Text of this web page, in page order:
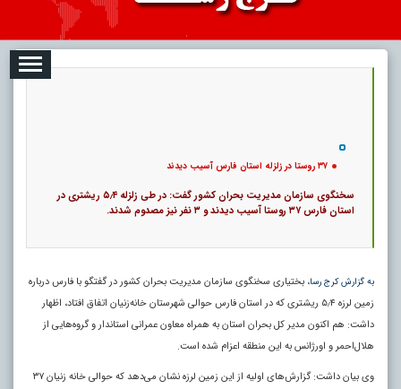
۳۷ روستا در زلزله استان فارس آسیب دیدند
سخنگوی سازمان مدیریت بحران کشور گفت: در طی زلزله ۵٫۴ ریشتری در
استان فارس ۳۷ روستا آسیب دیدند و ۳ نفر نیز مصدوم شدند.
به گزارش کرج رسا، بختیاری سخنگوی سازمان مدیریت بحران کشور در گفتگو با فارس درباره
زمین لرزه ۵٫۴ ریشتری که در استان فارس حوالی شهرستان خانه‌زنیان اتفاق افتاد، اظهار
داشت: هم اکنون مدیر کل بحران استان به همراه معاون عمرانی استاندار و گروه‌هایی از
هلال‌احمر و اورژانس به این منطقه اعزام شده است.
وی بیان داشت: گزارش‌های اولیه از این زمین لرزه نشان می‌دهد که حوالی خانه‌ زنیان ۳۷